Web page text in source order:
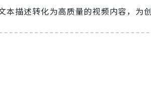
描述转化为高质量的视频内容，为创